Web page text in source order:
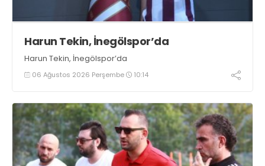
Harun Tekin, İnegölspor’da
Harun Tekin, İnegölspor’da
06 Ağustos 2026 Perşembe 10:14